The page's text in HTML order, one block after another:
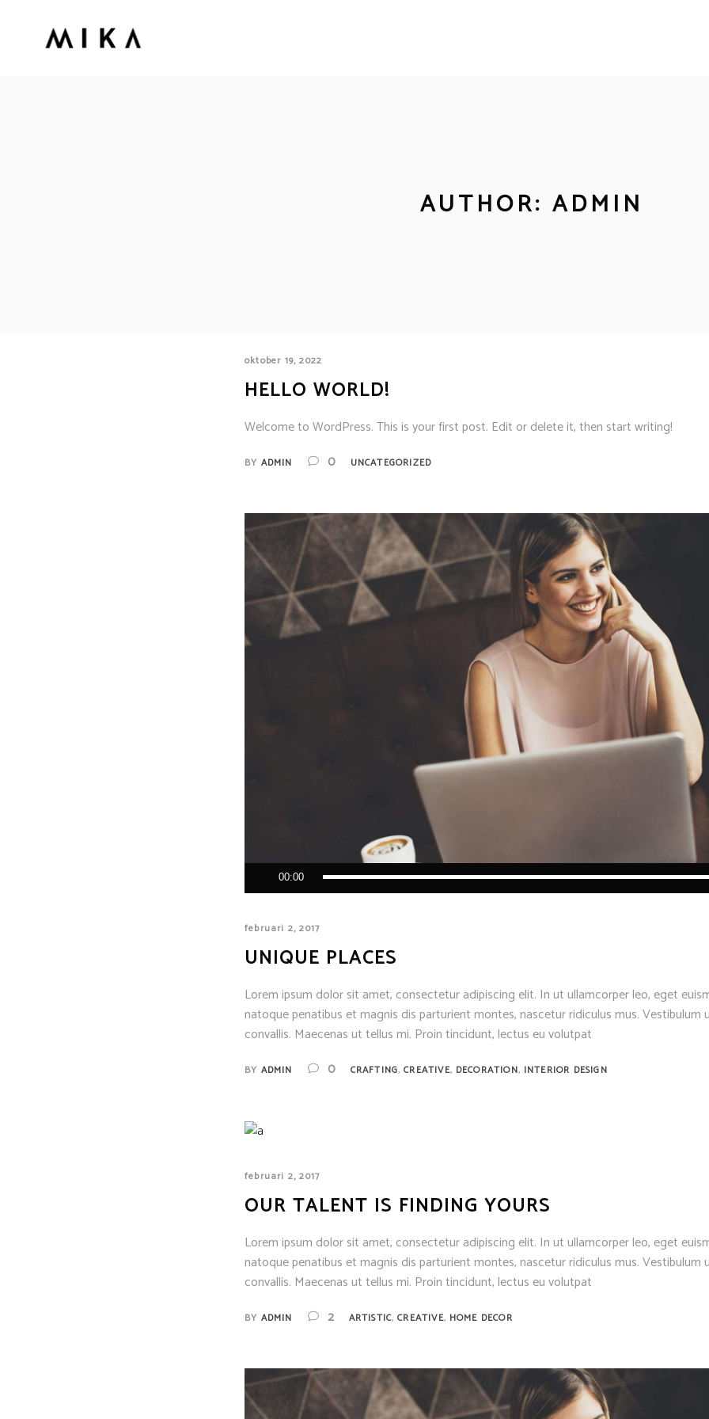
AUTHOR: ADMIN
oktober 19, 2022
HELLO WORLD!
Welcome to WordPress. This is your first post. Edit or delete it, then start writing!
BY ADMIN 0 UNCATEGORIZED
Audiospeler
00:00
februari 2, 2017
UNIQUE PLACES
Lorem ipsum dolor sit amet, consectetur adipiscing elit. In ut ullamcorper leo, eget
natoque penatibus et magnis dis parturient montes, nascetur ridiculus mus. Vestibulum
convallis. Maecenas ut tellus mi. Proin tincidunt, lectus eu volutpat
BY ADMIN 0 CRAFTING,CREATIVE, DECORATION, INTERIOR DESIGN
februari 2, 2017
OUR TALENT IS FINDING YOURS
Lorem ipsum dolor sit amet, consectetur adipiscing elit. In ut ullamcorper leo, eget
natoque penatibus et magnis dis parturient montes, nascetur ridiculus mus. Vestibulum
convallis. Maecenas ut tellus mi. Proin tincidunt, lectus eu volutpat
BY ADMIN 2 ARTISTIC,CREATIVE, HOME DECOR